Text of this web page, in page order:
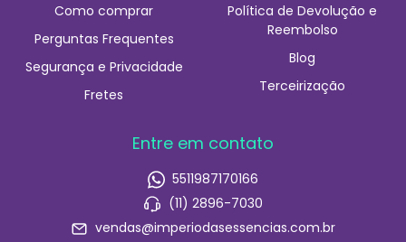
Como comprar
Perguntas Frequentes
Segurança e Privacidade
Fretes
Política de Devolução e
Reembolso
Blog
Terceirização
Entre em contato
5511987170166
(11) 2896-7030
vendas@imperiodasessencias.com.br